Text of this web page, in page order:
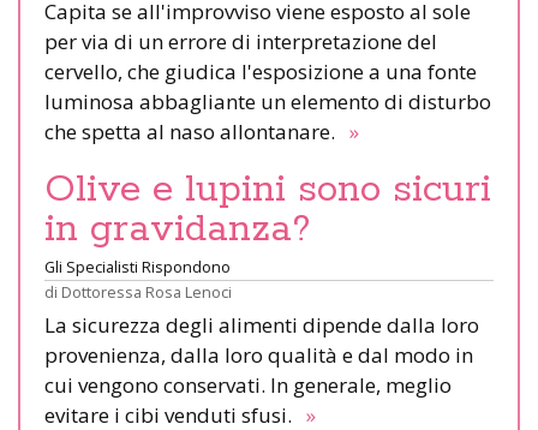
Capita se all'improvviso viene esposto al sole
per via di un errore di interpretazione del
cervello, che giudica l'esposizione a una fonte
luminosa abbagliante un elemento di disturbo
che spetta al naso allontanare. »
Olive e lupini sono sicuri
in gravidanza?
Gli Specialisti Rispondono
di Dottoressa Rosa Lenoci
La sicurezza degli alimenti dipende dalla loro
provenienza, dalla loro qualità e dal modo in
cui vengono conservati. In generale, meglio
evitare i cibi venduti sfusi. »